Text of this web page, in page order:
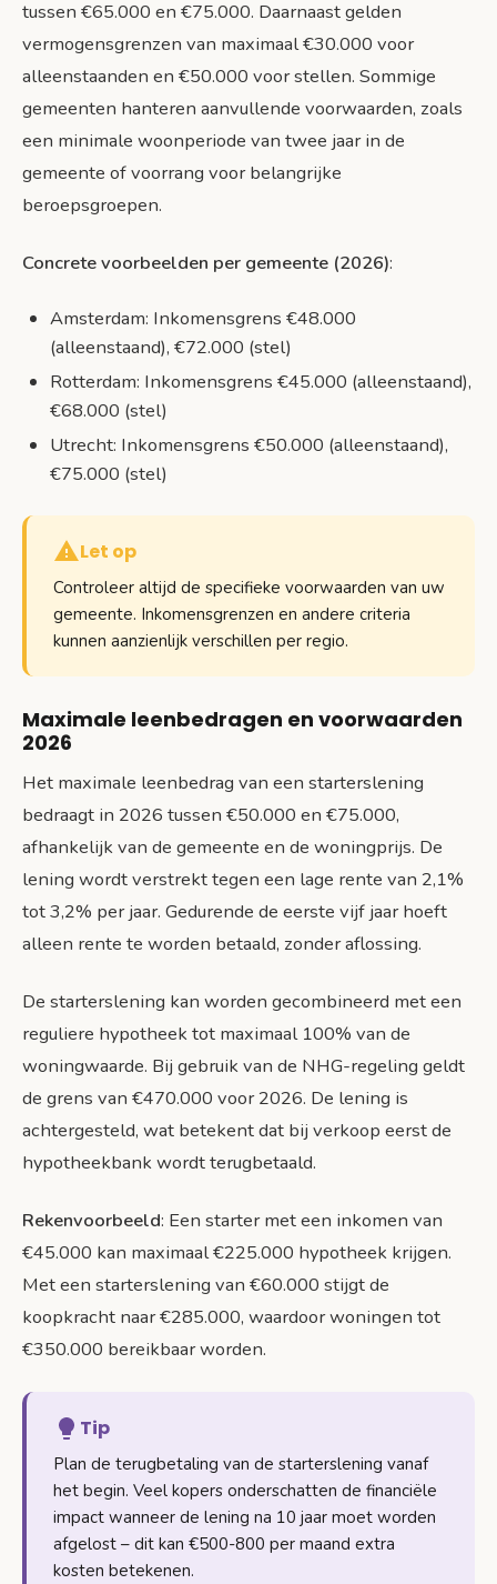
tussen €65.000 en €75.000. Daarnaast gelden
vermogensgrenzen van maximaal €30.000 voor
alleenstaanden en €50.000 voor stellen. Sommige
gemeenten hanteren aanvullende voorwaarden, zoals
een minimale woonperiode van twee jaar in de
gemeente of voorrang voor belangrijke
beroepsgroepen.
Concrete voorbeelden per gemeente (2026):
Amsterdam: Inkomensgrens €48.000
(alleenstaand), €72.000 (stel)
Rotterdam: Inkomensgrens €45.000 (alleenstaand),
€68.000 (stel)
Utrecht: Inkomensgrens €50.000 (alleenstaand),
€75.000 (stel)
Let op
Controleer altijd de specifieke voorwaarden van uw
gemeente. Inkomensgrenzen en andere criteria
kunnen aanzienlijk verschillen per regio.
Maximale leenbedragen en voorwaarden
2026
Het maximale leenbedrag van een starterslening
bedraagt in 2026 tussen €50.000 en €75.000,
afhankelijk van de gemeente en de woningprijs. De
lening wordt verstrekt tegen een lage rente van 2,1%
tot 3,2% per jaar. Gedurende de eerste vijf jaar hoeft
alleen rente te worden betaald, zonder aflossing.
De starterslening kan worden gecombineerd met een
reguliere hypotheek tot maximaal 100% van de
woningwaarde. Bij gebruik van de NHG-regeling geldt
de grens van €470.000 voor 2026. De lening is
achtergesteld, wat betekent dat bij verkoop eerst de
hypotheekbank wordt terugbetaald.
Rekenvoorbeeld: Een starter met een inkomen van
€45.000 kan maximaal €225.000 hypotheek krijgen.
Met een starterslening van €60.000 stijgt de
koopkracht naar €285.000, waardoor woningen tot
€350.000 bereikbaar worden.
Tip
Plan de terugbetaling van de starterslening vanaf
het begin. Veel kopers onderschatten de financiële
impact wanneer de lening na 10 jaar moet worden
afgelost – dit kan €500-800 per maand extra
kosten betekenen.